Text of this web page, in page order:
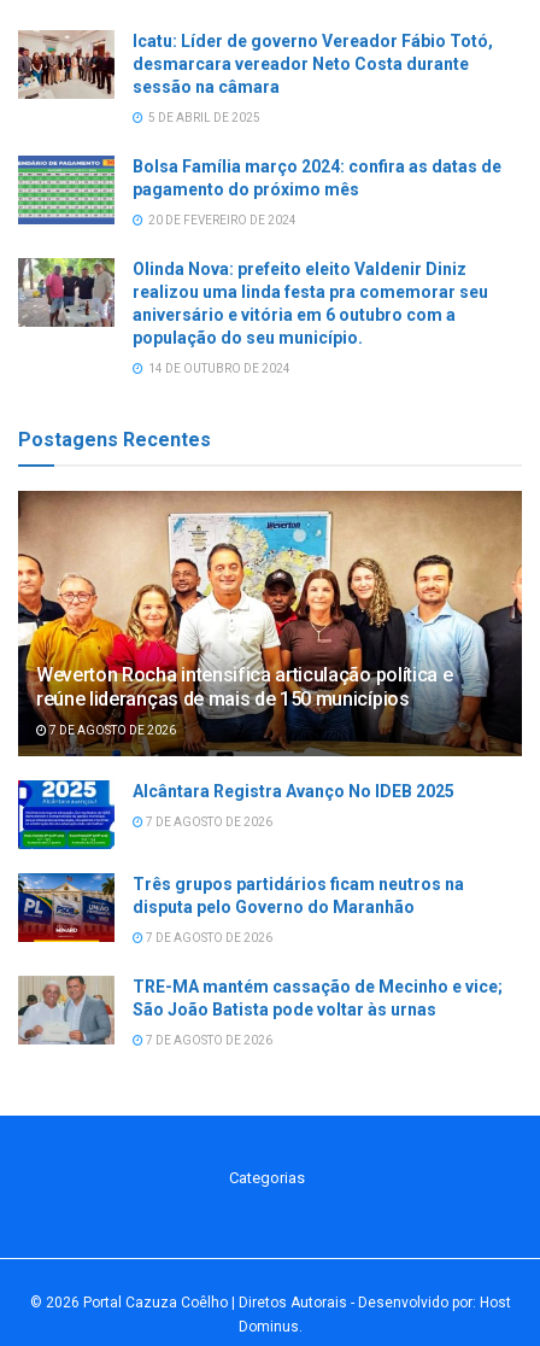
Icatu: Líder de governo Vereador Fábio Totó,
desmarcara vereador Neto Costa durante
sessão na câmara
5 DE ABRIL DE 2025
Bolsa Família março 2024: confira as datas de
pagamento do próximo mês
20 DE FEVEREIRO DE 2024
Olinda Nova: prefeito eleito Valdenir Diniz
realizou uma linda festa pra comemorar seu
aniversário e vitória em 6 outubro com a
população do seu município.
14 DE OUTUBRO DE 2024
Postagens Recentes
Weverton Rocha intensifica articulação política e
reúne lideranças de mais de 150 municípios
7 DE AGOSTO DE 2026
Alcântara Registra Avanço No IDEB 2025
7 DE AGOSTO DE 2026
Três grupos partidários ficam neutros na
disputa pelo Governo do Maranhão
7 DE AGOSTO DE 2026
TRE-MA mantém cassação de Mecinho e vice;
São João Batista pode voltar às urnas
7 DE AGOSTO DE 2026
Categorias
© 2026 Portal Cazuza Coêlho | Diretos Autorais - Desenvolvido por: Host
Dominus.